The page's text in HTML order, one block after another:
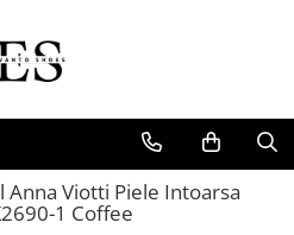
Anna Viotti Piele Intoarsa
1 Coffee